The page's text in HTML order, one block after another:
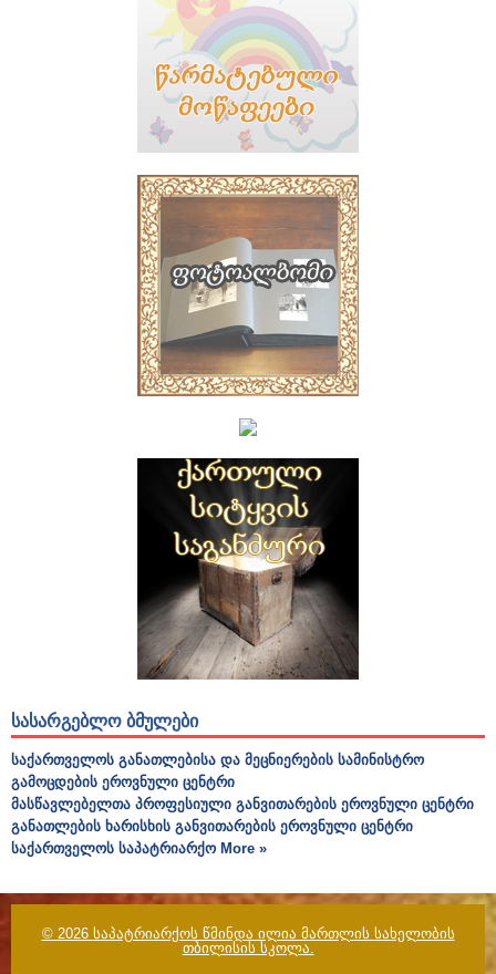
ᲡᲐᲡᲐᲠᲒᲔᲑᲚᲝ ᲑᲛᲣᲚᲔᲑᲘ
საქართველოს განათლებისა და მეცნიერების სამინისტრო
გამოცდების ეროვნული ცენტრი
მასწავლებელთა პროფესიული განვითარების ეროვნული ცენტრი
განათლების ხარისხის განვითარების ეროვნული ცენტრი
საქართველოს საპატრიარქო More »
© 2026 საპატრიარქოს წმინდა ილია მართლის სახელობის
თბილისის სკოლა.